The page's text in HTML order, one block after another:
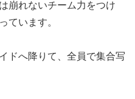
崩れないチーム力をつけ
ています。
ドへ降りて、全員で集合写